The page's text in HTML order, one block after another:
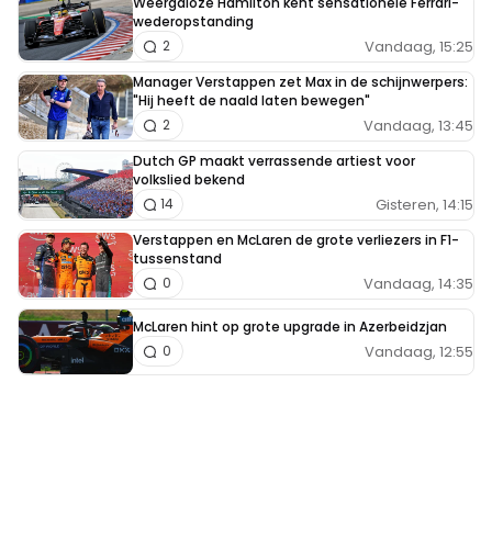
wederopstanding
Vandaag, 15:25
2
Manager Verstappen zet Max in de schijnwerpers:
"Hij heeft de naald laten bewegen"
Vandaag, 13:45
2
Dutch GP maakt verrassende artiest voor
volkslied bekend
Gisteren, 14:15
14
Verstappen en McLaren de grote verliezers in F1-
tussenstand
Vandaag, 14:35
0
McLaren hint op grote upgrade in Azerbeidzjan
Vandaag, 12:55
0